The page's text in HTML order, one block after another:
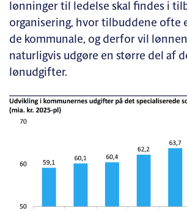
lønninger til ledelse skal findes i
organisering, hvor tilbuddene ofte
de kommunale, og derfor vil
naturligvis udgøre en større del af
lønudgifter.